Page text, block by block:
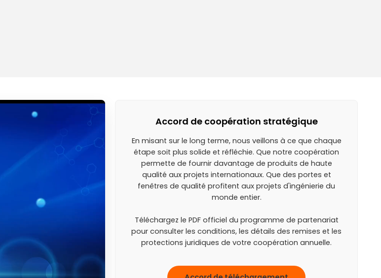
Accord de coopération stratégique
En misant sur le long terme, nous veillons à ce que chaque
étape soit plus solide et réfléchie. Que notre coopération
permette de fournir davantage de produits de haute
qualité aux projets internationaux. Que des portes et
fenêtres de qualité profitent aux projets d'ingénierie du
monde entier.
Téléchargez le PDF officiel du programme de partenariat
pour consulter les conditions, les détails des remises et les
protections juridiques de votre coopération annuelle.